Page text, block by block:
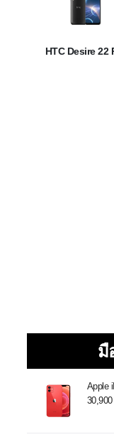
HTC Desire 22
มื
Apple